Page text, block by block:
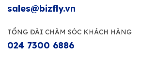
sales@bizfly.vn
TỔNG ĐÀI CHĂM SÓC KHÁCH HÀNG
024 7300 6886